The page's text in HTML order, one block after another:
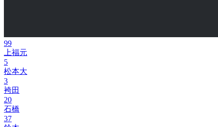
99
上福元
5
松本大
3
袴田
20
石橋
37